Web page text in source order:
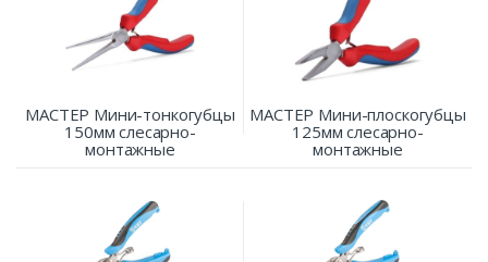
МАСТЕР Мини-тонкогубцы
150мм слесарно-
монтажные
МАСТЕР Мини-плоскогубцы
125мм слесарно-
монтажные